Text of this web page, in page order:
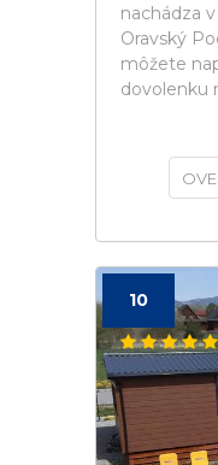
nachádza
Oravský
môžete
dovolenku
10